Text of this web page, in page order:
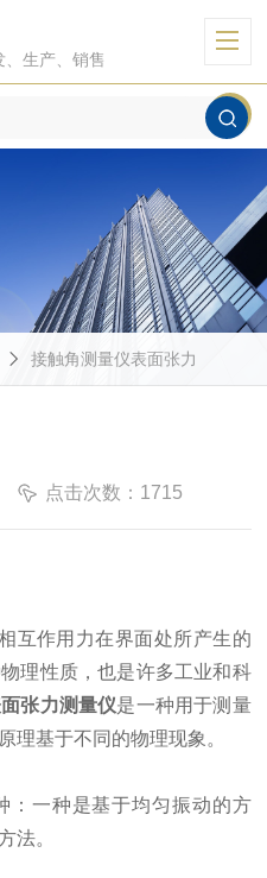
生产、销售
接触角测量仪表面张力
点击次数：1715
作用力在界面处所产生的
理性质，也是许多工业和科
张力测量仪是一种用于测量
理基于不同的物理现象。
一种是基于均匀振动的方
法。